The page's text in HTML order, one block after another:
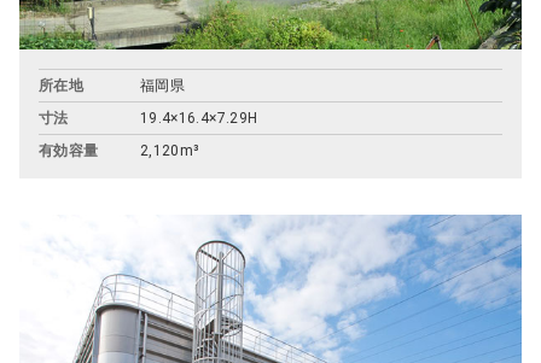
所在地
福岡県
寸法
19.4×16.4×7.29H
有効容量
2,120m³